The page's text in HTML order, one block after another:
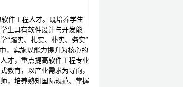
件工程人才。既培养学生
生具有软件设计与开发能
“踏实、扎实、朴实、务实”
中，实施以能力提升为核心的
才，重点提高软件工程专业
教育，以产业需求为导向，
，培养熟知国际规范、掌握